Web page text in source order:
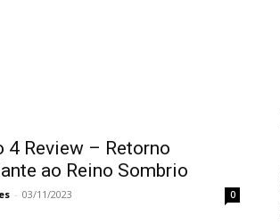
4 Review – Retorno
ao Reino Sombrio
- 03/11/2023 0